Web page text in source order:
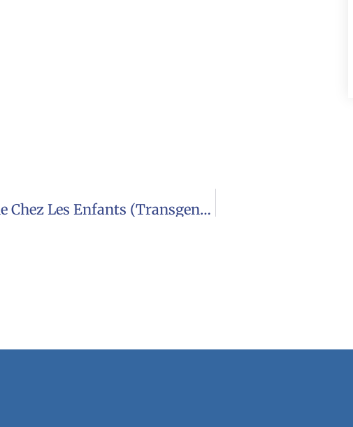
Troubles De L’identité Sexuelle Chez Les Enfants (transgenres)/note JPE